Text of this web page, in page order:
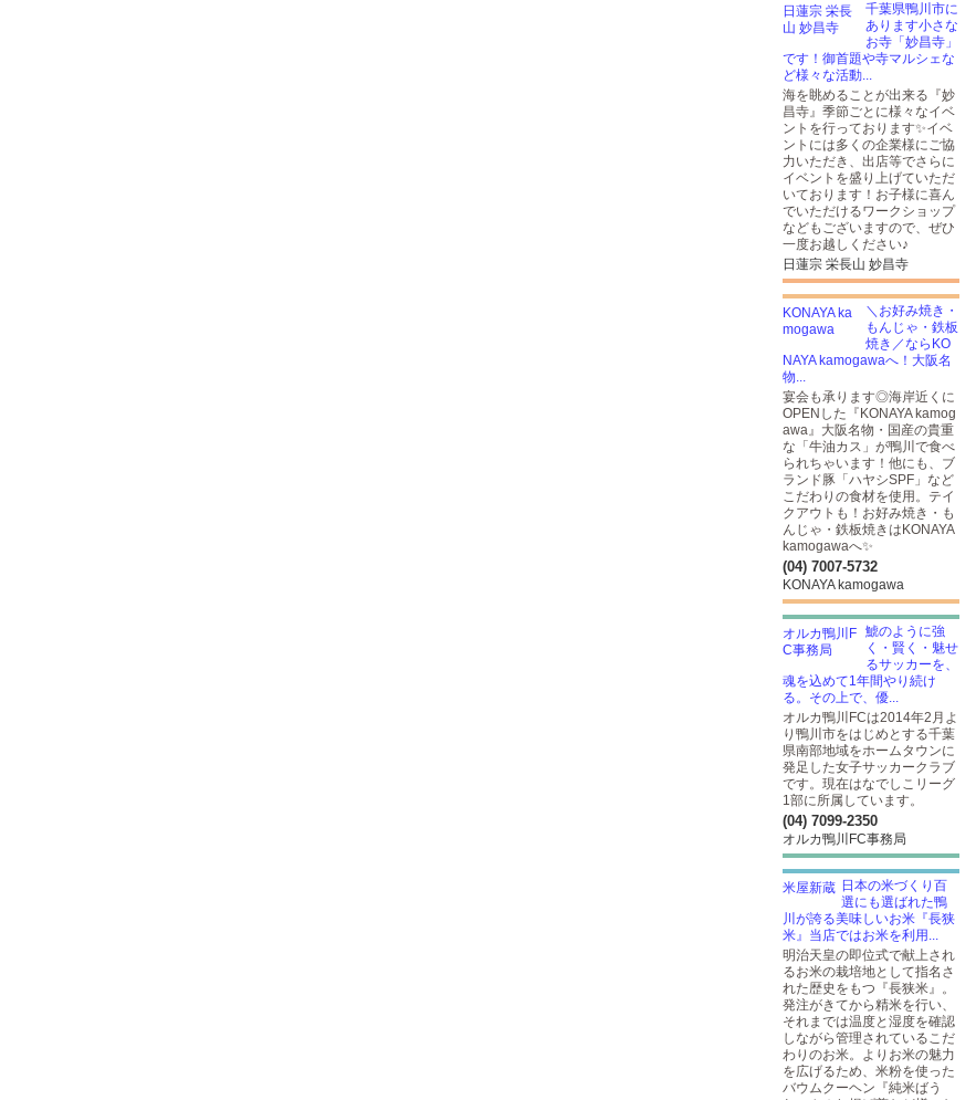
千葉県鴨川市に
あります小さな
お寺「妙昌寺」
です！御首題や寺マルシェな
ど様々な活動...
海を眺めることが出来る『妙
昌寺』季節ごとに様々なイベ
ントを行っております✨イベ
ントには多くの企業様にご協
力いただき、出店等でさらに
イベントを盛り上げていただ
いております！お子様に喜ん
でいただけるワークショップ
などもございますので、ぜひ
一度お越しください♪
日蓮宗 栄長山 妙昌寺
＼お好み焼き・
もんじゃ・鉄板
焼き／ならKO
NAYA kamogawaへ！大阪名
物...
宴会も承ります◎海岸近くに
OPENした『KONAYA kamog
awa』大阪名物・国産の貴重
な「牛油カス」が鴨川で食べ
られちゃいます！他にも、ブ
ランド豚「ハヤシSPF」など
こだわりの食材を使用。テイ
クアウトも！お好み焼き・も
んじゃ・鉄板焼きはKONAYA
kamogawaへ✨
(04) 7007-5732
KONAYA kamogawa
鯱のように強
く・賢く・魅せ
るサッカーを、
魂を込めて1年間やり続け
る。その上で、優...
オルカ鴨川FCは2014年2月よ
り鴨川市をはじめとする千葉
県南部地域をホームタウンに
発足した女子サッカークラブ
です。現在はなでしこリーグ
1部に所属しています。
(04) 7099-2350
オルカ鴨川FC事務局
日本の米づくり百
選にも選ばれた鴨
川が誇る美味しいお米『長狭
米』当店ではお米を利用...
明治天皇の即位式で献上され
るお米の栽培地として指名さ
れた歴史をもつ『長狭米』。
発注がきてから精米を行い、
それまでは温度と湿度を確認
しながら管理されているこだ
わりのお米。よりお米の魅力
を広げるため、米粉を使った
バウムクーヘン『純米ばう